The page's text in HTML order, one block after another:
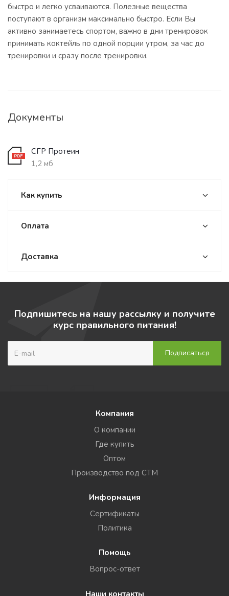
быстро и легко усваиваются. Полезные вещества
поступают в организм максимально быстро. Если Вы
активно занимаетесь спортом, важно в дни тренировок
принимать коктейль по одной порции утром, за час до
тренировки и сразу после тренировки.
Документы
СГР Протеин
1,2 мб
Как купить
Оплата
Доставка
Подпишитесь на нашу рассылку и получите
курс правильного питания!
Компания
О компании
Где купить
Оптом
Производство под СТМ
Информация
Сертификаты
Политика
Помощь
Вопрос-ответ
Наши контакты